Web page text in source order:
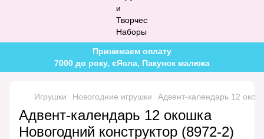
Принимаем оплату
7000 до року, єЯсла, Пакунок малюка
Игрушки Новогодние игрушки Адвент-календарь 12
Адвент-календарь 12 окошка
Новогодний конструктор (8972-2)